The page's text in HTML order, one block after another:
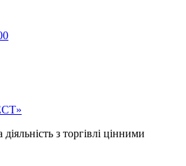
з торгівлі цінними